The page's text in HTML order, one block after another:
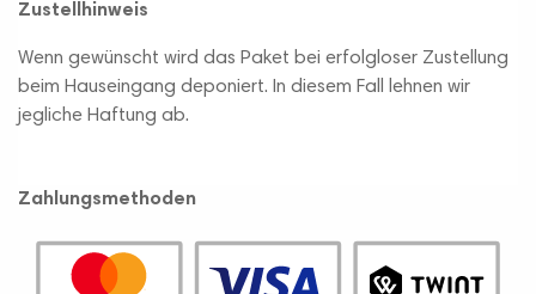
Zustellhinweis
Wenn gewünscht wird das Paket bei erfolgloser Zustellung
beim Hauseingang deponiert. In diesem Fall lehnen wir
jegliche Haftung ab.
Zahlungsmethoden